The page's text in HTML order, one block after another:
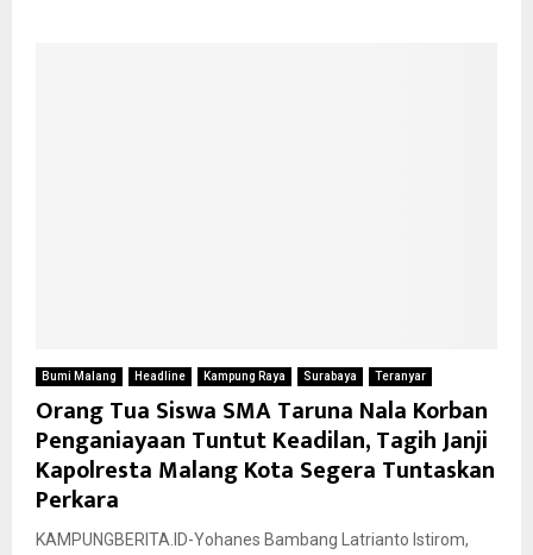
Bumi Malang Headline Kampung Raya Surabaya Teranyar
Orang Tua Siswa SMA Taruna Nala Korban
Penganiayaan Tuntut Keadilan, Tagih Janji
Kapolresta Malang Kota Segera Tuntaskan
Perkara
KAMPUNGBERITA.ID-Yohanes Bambang Latrianto Istirom,